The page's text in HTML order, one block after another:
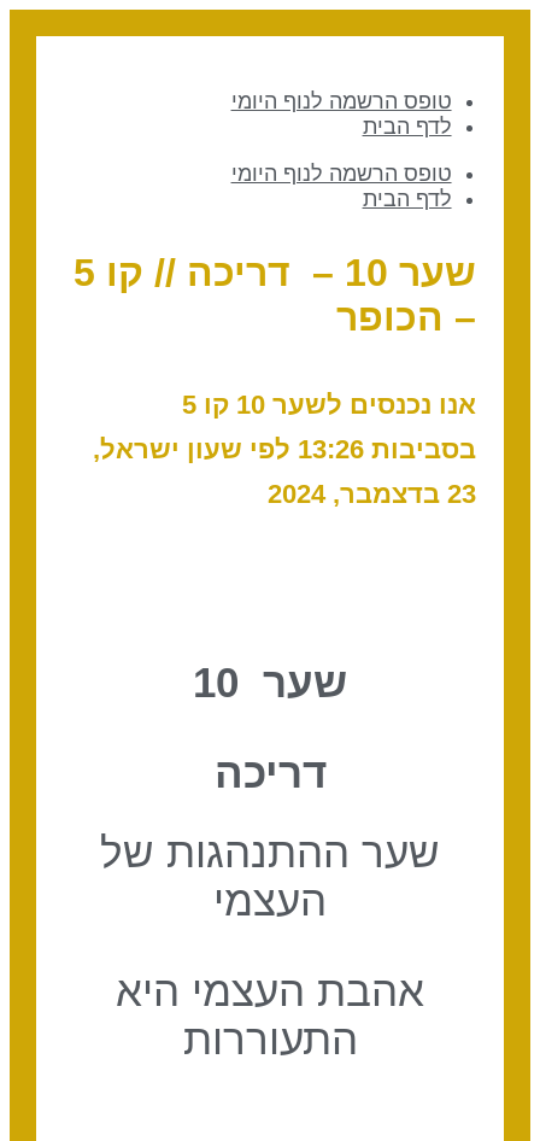
טופס הרשמה לנוף היומי
לדף הבית
טופס הרשמה לנוף היומי
לדף הבית
שער 10 – דריכה // קו 5
– הכופר
אנו נכנסים לשער 10 קו 5
בסביבות 13:26 לפי שעון ישראל,
23 בדצמבר, 2024
שער 10
דריכה
שער ההתנהגות של
העצמי
אהבת העצמי היא
התעוררות